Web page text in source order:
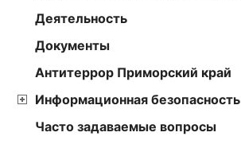
Деятельность
Документы
Антитеррор Приморский край
Информационная безопасность
Часто задаваемые вопросы